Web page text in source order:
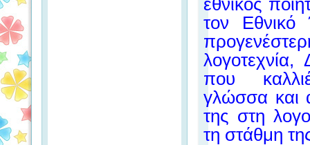
εθνικός
τον Εθνικό
λογοτεχνία,
που
γλώσσα και
της στη
τη στάθμη